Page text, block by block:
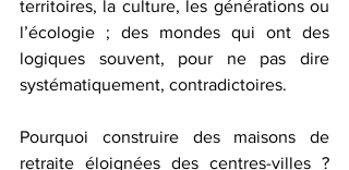
territoires, la culture, les générations ou
l’écologie ; des mondes qui ont des
logiques souvent, pour ne pas dire
systématiquement, contradictoires.
Pourquoi construire des maisons de
retraite éloignées des centres-villes ?